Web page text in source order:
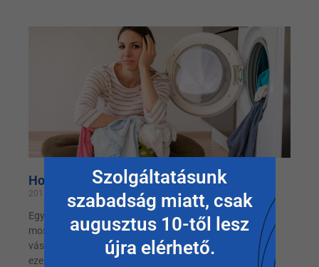
Hogy válasszunk új mosógépet
2015.02.01. Nincs hozzászólás
Egyszer majdnem mindenki életében eljön a pillanat, a
mosógépszerelő közli a rossz hírt, új mosógépet kell
vásárolni.Ma már nem olyan egyszerű mint húsz évvel
ezelőtt
Szolgáltatásunk
szabadság miatt, csak
augusztus 10-től lesz
újra elérhető.